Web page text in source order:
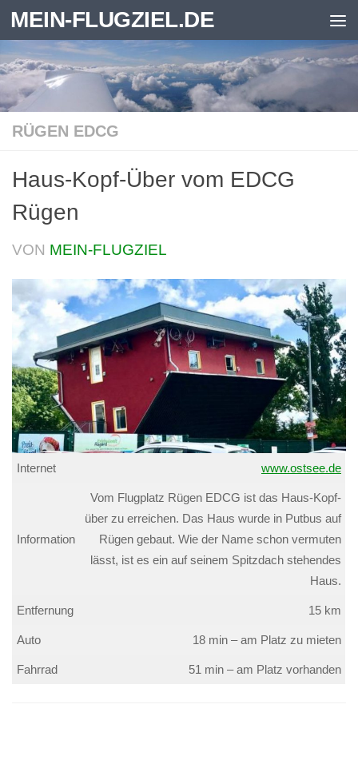
Zum Inhalt springen
MEIN-FLUGZIEL.DE
RÜGEN EDCG
Haus-Kopf-Über vom EDCG
Rügen
VON MEIN-FLUGZIEL
Internet www.ostsee.de
Information
Vom Flugplatz Rügen EDCG ist das Haus-Kopf-
über zu erreichen. Das Haus wurde in Putbus auf
Rügen gebaut. Wie der Name schon vermuten
lässt, ist es ein auf seinem Spitzdach stehendes
Haus.
Entfernung 15 km
Auto 18 min – am Platz zu mieten
Fahrrad 51 min – am Platz vorhanden